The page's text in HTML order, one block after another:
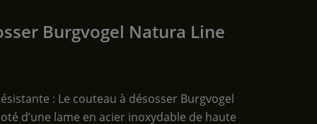
Burgvogel Natura Line
: Le couteau à désosser Burgvogel
d’une lame en acier inoxydable de haute